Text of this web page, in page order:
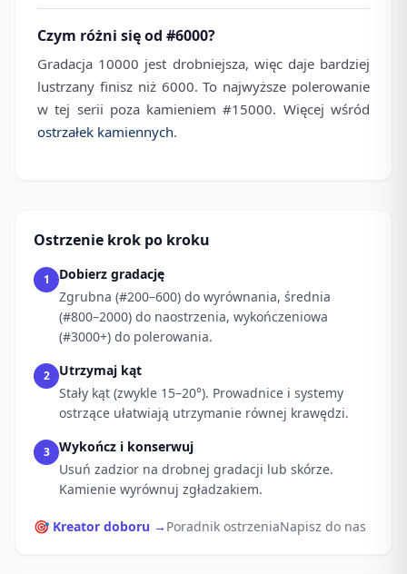
Czym różni się od #6000?
Gradacja 10000 jest drobniejsza, więc daje bardziej
lustrzany finisz niż 6000. To najwyższe polerowanie
w tej serii poza kamieniem #15000. Więcej wśród
ostrzałek kamiennych.
Ostrzenie krok po kroku
1
Dobierz gradację
Zgrubna (#200–600) do wyrównania, średnia
(#800–2000) do naostrzenia, wykończeniowa
(#3000+) do polerowania.
2
Utrzymaj kąt
Stały kąt (zwykle 15–20°). Prowadnice i systemy
ostrzące ułatwiają utrzymanie równej krawędzi.
3
Wykończ i konserwuj
Usuń zadzior na drobnej gradacji lub skórze.
Kamienie wyrównuj zgładzakiem.
🎯 Kreator doboru → Poradnik ostrzeniaNapisz do nas